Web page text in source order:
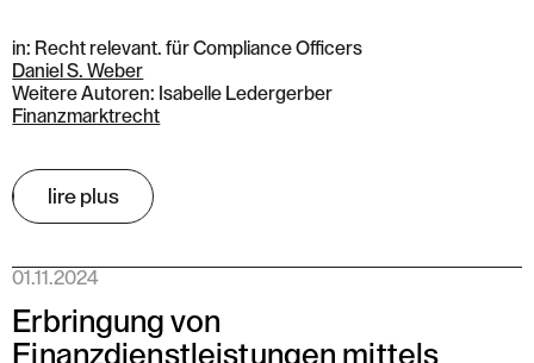
in: Recht relevant. für Compliance Officers
Daniel S. Weber
Weitere Autoren: Isabelle Ledergerber
Finanzmarktrecht
lire plus
01.11.2024
Erbringung von
Finanzdienstleistungen mittels